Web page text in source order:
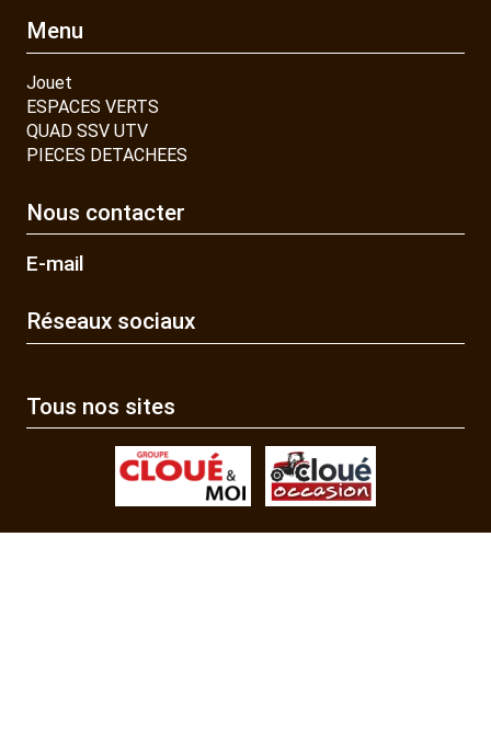
Menu
Jouet
ESPACES VERTS
QUAD SSV UTV
PIECES DETACHEES
Nous contacter
E-mail
Réseaux sociaux
Tous nos sites